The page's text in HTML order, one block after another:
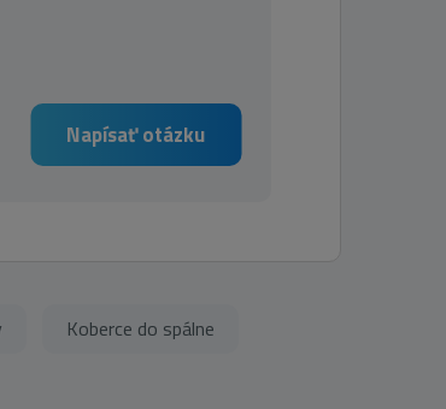
Napísať otázku
Koberce do spálne